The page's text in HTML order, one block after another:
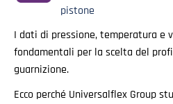
pistone
I dati di pressione, temperatura e
fondamentali per la scelta del
guarnizione.
Ecco perché Universalflex Group